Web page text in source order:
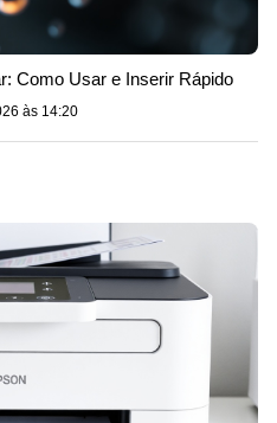
Como Usar e Inserir Rápido
às 14:20